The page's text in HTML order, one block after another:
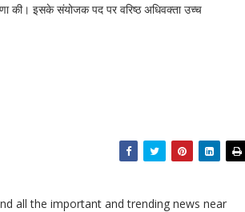
की। इसके संयोजक पद पर वरिष्ठ अधिवक्ता उच्च
all the important and trending news near